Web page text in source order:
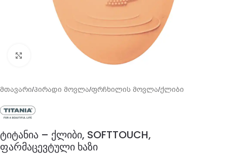
მთავარი/პირადი მოვლა/ფრჩხილის მოვლა/ქლიბი
ტიტანია – ქლიბი, SOFTTOUCH,
ფარმაცევტული ხაზი